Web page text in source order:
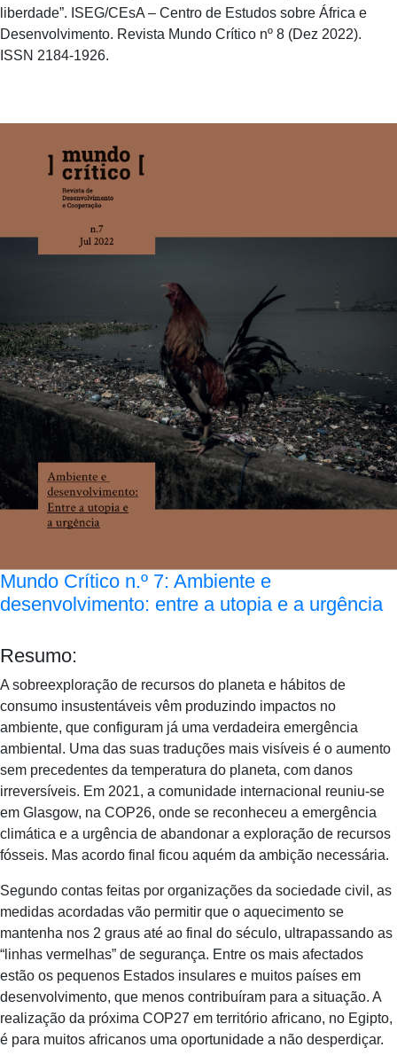
liberdade”. ISEG/CEsA – Centro de Estudos sobre África e
Desenvolvimento. Revista Mundo Crítico nº 8 (Dez 2022).
ISSN 2184-1926.
Mundo Crítico n.º 7: Ambiente e
desenvolvimento: entre a utopia e a urgência
Resumo:
A sobreexploração de recursos do planeta e hábitos de
consumo insustentáveis vêm produzindo impactos no
ambiente, que configuram já uma verdadeira emergência
ambiental. Uma das suas traduções mais visíveis é o aumento
sem precedentes da temperatura do planeta, com danos
irreversíveis. Em 2021, a comunidade internacional reuniu-se
em Glasgow, na COP26, onde se reconheceu a emergência
climática e a urgência de abandonar a exploração de recursos
fósseis. Mas acordo final ficou aquém da ambição necessária.
Segundo contas feitas por organizações da sociedade civil, as
medidas acordadas vão permitir que o aquecimento se
mantenha nos 2 graus até ao final do século, ultrapassando as
“linhas vermelhas” de segurança. Entre os mais afectados
estão os pequenos Estados insulares e muitos países em
desenvolvimento, que menos contribuíram para a situação. A
realização da próxima COP27 em território africano, no Egipto,
é para muitos africanos uma oportunidade a não desperdiçar.